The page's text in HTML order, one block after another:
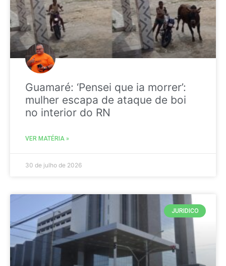
Guamaré: ‘Pensei que ia morrer’:
mulher escapa de ataque de boi
no interior do RN
VER MATÉRIA »
30 de julho de 2026
JURIDICO